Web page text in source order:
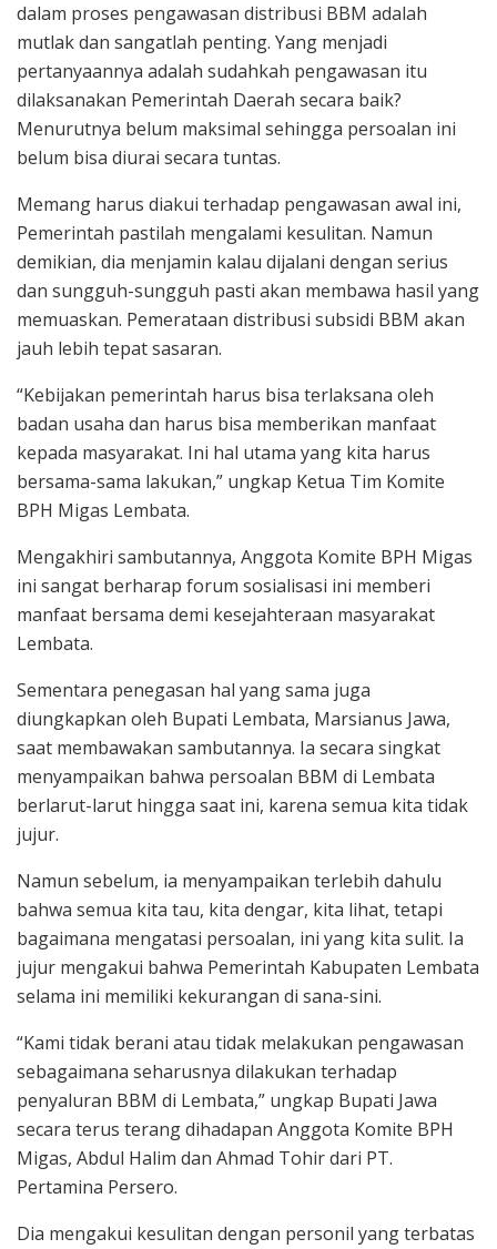
dalam proses pengawasan distribusi BBM adalah
mutlak dan sangatlah penting. Yang menjadi
pertanyaannya adalah sudahkah pengawasan itu
dilaksanakan Pemerintah Daerah secara baik?
Menurutnya belum maksimal sehingga persoalan ini
belum bisa diurai secara tuntas.
Memang harus diakui terhadap pengawasan awal ini,
Pemerintah pastilah mengalami kesulitan. Namun
demikian, dia menjamin kalau dijalani dengan serius
dan sungguh-sungguh pasti akan membawa hasil yang
memuaskan. Pemerataan distribusi subsidi BBM akan
jauh lebih tepat sasaran.
“Kebijakan pemerintah harus bisa terlaksana oleh
badan usaha dan harus bisa memberikan manfaat
kepada masyarakat. Ini hal utama yang kita harus
bersama-sama lakukan,” ungkap Ketua Tim Komite
BPH Migas Lembata.
Mengakhiri sambutannya, Anggota Komite BPH Migas
ini sangat berharap forum sosialisasi ini memberi
manfaat bersama demi kesejahteraan masyarakat
Lembata.
Sementara penegasan hal yang sama juga
diungkapkan oleh Bupati Lembata, Marsianus Jawa,
saat membawakan sambutannya. Ia secara singkat
menyampaikan bahwa persoalan BBM di Lembata
berlarut-larut hingga saat ini, karena semua kita tidak
jujur.
Namun sebelum, ia menyampaikan terlebih dahulu
bahwa semua kita tau, kita dengar, kita lihat, tetapi
bagaimana mengatasi persoalan, ini yang kita sulit. Ia
jujur mengakui bahwa Pemerintah Kabupaten Lembata
selama ini memiliki kekurangan di sana-sini.
“Kami tidak berani atau tidak melakukan pengawasan
sebagaimana seharusnya dilakukan terhadap
penyaluran BBM di Lembata,” ungkap Bupati Jawa
secara terus terang dihadapan Anggota Komite BPH
Migas, Abdul Halim dan Ahmad Tohir dari PT.
Pertamina Persero.
Dia mengakui kesulitan dengan personil yang terbatas